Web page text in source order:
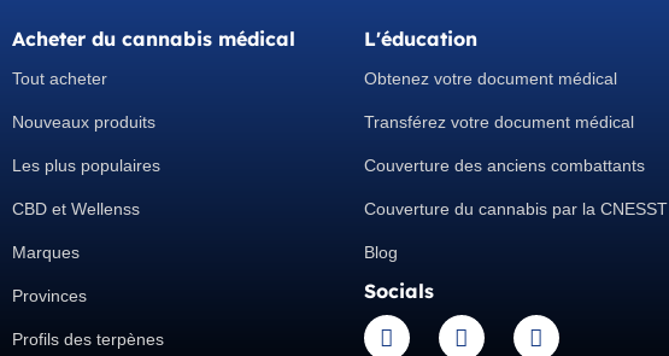
Acheter du cannabis médical
Tout acheter
Nouveaux produits
Les plus populaires
CBD et Wellenss
Marques
Provinces
Profils des terpènes
L'éducation
Obtenez votre document médical
Transférez votre document médical
Couverture des anciens combattants
Couverture du cannabis par la CNESST
Blog
Socials
I
n
F
a
L
i